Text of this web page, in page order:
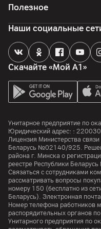
Полезное
Скачайте «Мой А1»
Наши социальные
Унитарное предприятие по
Юридический адрес: : 220030
Лицензия Министерства
Беларусь №02140/925.
района г. Минска о
реестре Республики
Связаться с сотрудниками
рассматривать вопросы
номеру 150 (бесплатно из
Беларусь). Электронная
Номер телефона работников
распорядительных органов
Унитарного предприятия по